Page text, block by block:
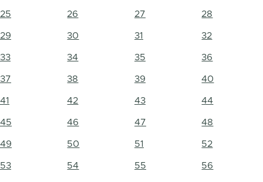
25 26 27 28
29 30 31 32
33 34 35 36
37 38 39 40
41 42 43 44
45 46 47 48
49 50 51 52
53 54 55 56